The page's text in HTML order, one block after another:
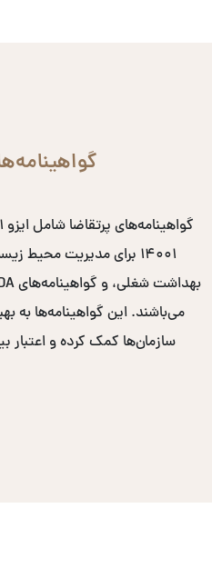
می‌باشند. این گواهینامه‌ها به
سازمان‌ها کمک کرده و اعتبار